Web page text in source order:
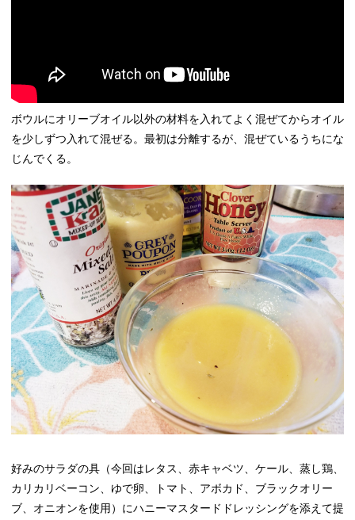
ボウルにオリーブオイル以外の材料を入れてよく混ぜてからオイル
を少しずつ入れて混ぜる。最初は分離するが、混ぜているうちにな
じんでくる。
好みのサラダの具（今回はレタス、赤キャベツ、ケール、蒸し鶏、
カリカリベーコン、ゆで卵、トマト、アボカド、ブラックオリー
ブ、オニオンを使用）にハニーマスタードドレッシングを添えて提